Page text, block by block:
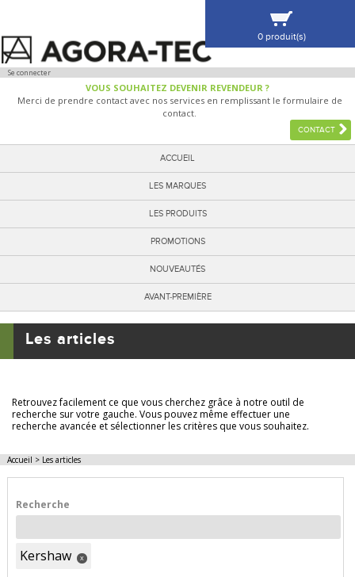
Se connecter
VOUS SOUHAITEZ DEVENIR REVENDEUR ?
Merci de prendre contact avec nos services en remplissant le formulaire de
contact.
CONTACT
ACCUEIL
LES MARQUES
LES PRODUITS
PROMOTIONS
NOUVEAUTÉS
AVANT-PREMIÈRE
0 produit(s)
VOIR MA SÉLECTION
Les articles
Retrouvez facilement ce que vous cherchez grâce à notre outil de
recherche sur votre gauche. Vous pouvez même effectuer une
recherche avancée et sélectionner les critères que vous souhaitez.
Accueil > Les articles
Recherche
Kershaw x